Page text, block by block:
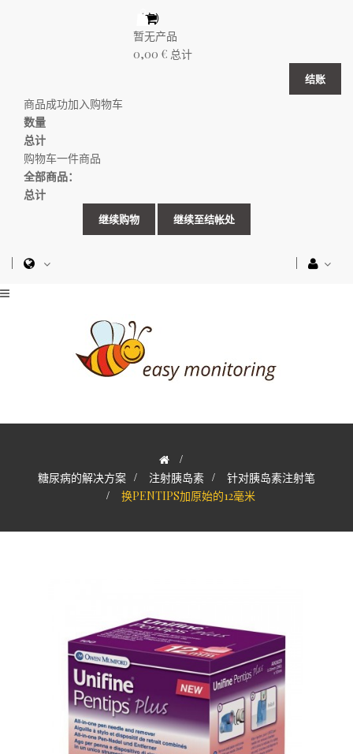
（空）
暂无产品
0,00 € 总计
结账
商品成功加入购物车
数量
总计
购物车一件商品
全部商品：
总计
继续购物 继续至结帐处
>
糖尿病的解决方案 > 注射胰岛素 >
针对胰岛素注射笔
>
换PENTIPS加原始的12毫米